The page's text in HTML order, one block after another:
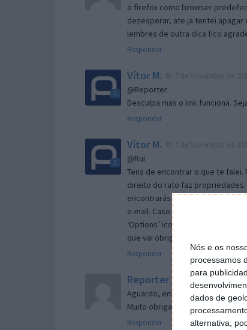
Nós e os
processamos
para
dados de
alternativa,
o firefox como browser
desesperar, ate ja tentei apagar
lembres de outra dica fico
Responder
Vítor M.
@Reporter
Desculpa mas o link funciona.
Responder
Vítor M.
@Rui
Tens de encontrar o que te falei.
direito do rato faz propriedades.
encontrarás no separador geral
e-mail. Caso não consigas
‘Options’ icon geral da então
que vai obrigar o Firefox a
Responder
Reporter 7 de Novembro de
Aguardo, então, o e-mail, Vitor.
Muito obrigado.
Responder